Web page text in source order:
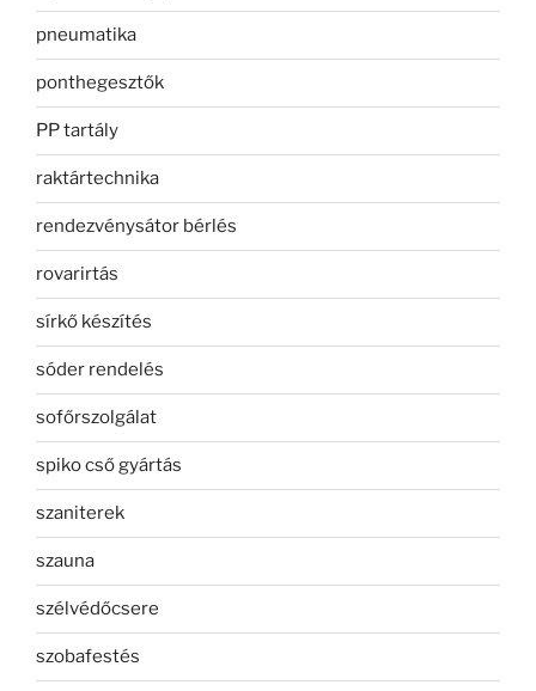
pneumatika
ponthegesztők
PP tartály
raktártechnika
rendezvénysátor bérlés
rovarirtás
sírkő készítés
sóder rendelés
sofőrszolgálat
spiko cső gyártás
szaniterek
szauna
szélvédőcsere
szobafestés